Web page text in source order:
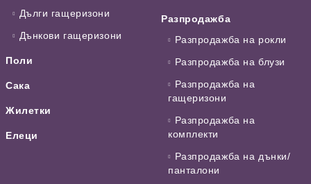
Дълги гащеризони
Дънкови гащеризони
Поли
Сака
Жилетки
Елеци
Разпродажба
Разпродажба на рокли
Разпродажба на блузи
Разпродажба на
гащеризони
Разпродажба на
комплекти
Разпродажба на дънки/
панталони